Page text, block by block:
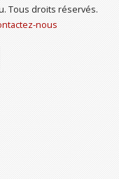
Tous droits réservés.
nous